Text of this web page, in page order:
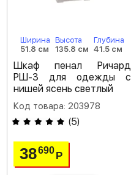
Ширина
51.8 см
Высота
135.8 см
Глубина
41.5 см
Шкаф пенал Ричард
РШ-3 для одежды с
нишей ясень светлый
Код товара: 203978
(5)
38690Р